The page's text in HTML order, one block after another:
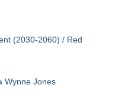
(2030-2060) / Red
Wynne Jones